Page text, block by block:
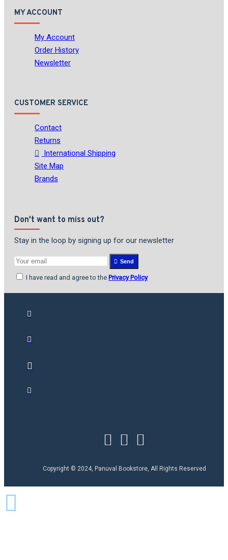
MY ACCOUNT
My Account
Order History
Newsletter
CUSTOMER SERVICE
Contact
Returns
International Shipping
Site Map
Brands
Don't want to miss out?
Stay in the loop by signing up for our newsletter
Send
I have read and agree to the Privacy Policy
Copyright © 2024, Panuval Bookstore, All Rights Reserved